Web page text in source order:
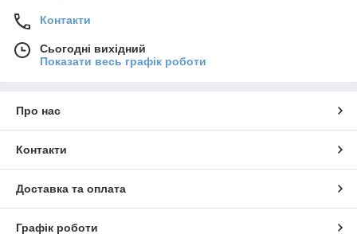
Контакти
Сьогодні вихідний
Показати весь графік роботи
Про нас
Контакти
Доставка та оплата
Графік роботи